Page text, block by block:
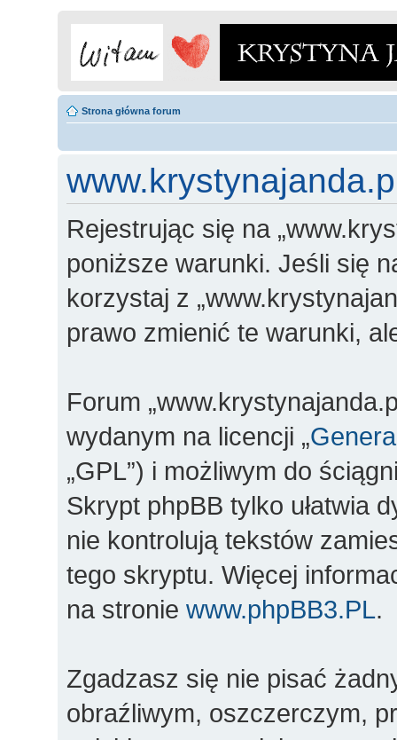
Strona główna forum
Rejestrując się na
poniższe warunki. Jeśli się
korzystaj z
prawo zmienić te warunki,
Forum
wydanym na licencji „
„GPL”) i możliwym do
Skrypt phpBB tylko ułatwia
nie kontrolują tekstów
tego skryptu. Więcej
na stronie www.phpBB3.PL.
Zgadzasz się nie pisać
obraźliwym, oszczerczym,